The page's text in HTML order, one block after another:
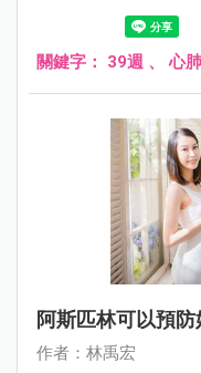
蹤研究發現，39週以
關鍵字： 39週 、心
阿斯匹林可以預
作者：林禹宏